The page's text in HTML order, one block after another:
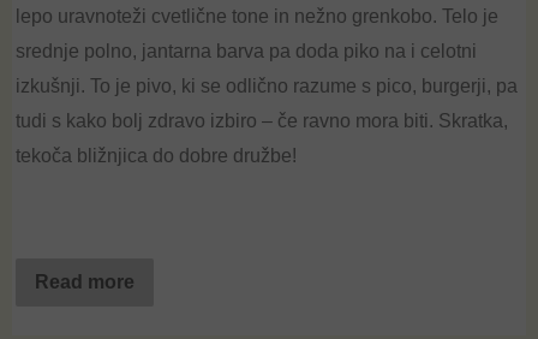
lepo uravnoteži cvetlične tone in nežno grenkobo. Telo je
srednje polno, jantarna barva pa doda piko na i celotni
izkušnji. To je pivo, ki se odlično razume s pico, burgerji , pa
tudi s kako bolj zdravo izbiro – če ravno mora biti. Skratka,
tekoča bližnjica do dobre družbe!
Read more